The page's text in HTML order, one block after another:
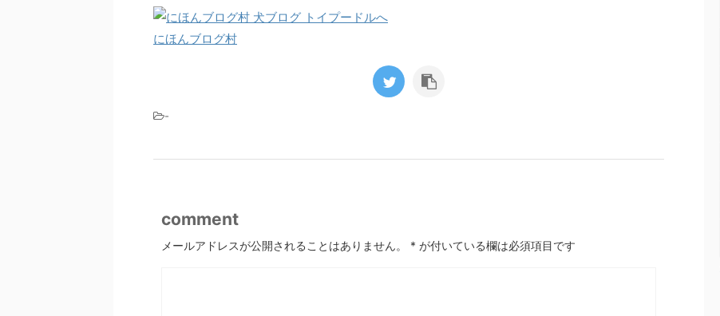
にほんブログ村
-
comment
メールアドレスが公開されることはありません。 * が付いている欄は必須項目です